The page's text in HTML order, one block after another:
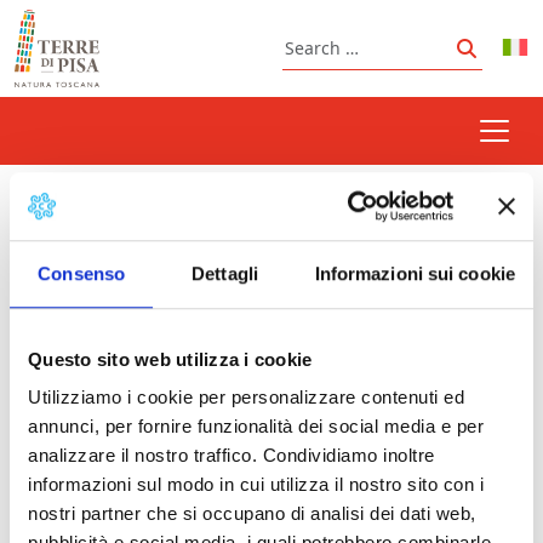
Consenso Dettagli Informazioni sui cookie
Questo sito web utilizza i cookie
Utilizziamo i cookie per personalizzare contenuti ed
annunci, per fornire funzionalità dei social media e per
analizzare il nostro traffico. Condividiamo inoltre
informazioni sul modo in cui utilizza il nostro sito con i
nostri partner che si occupano di analisi dei dati web,
Skip to content
Search
Search
Valdera
Prossimi eventi
Expo Fair of San Luca: Valdera and Valdarno Fair
| Pontedera- 16/10/2026 - 25/10/2026 - Tutto il
giorno